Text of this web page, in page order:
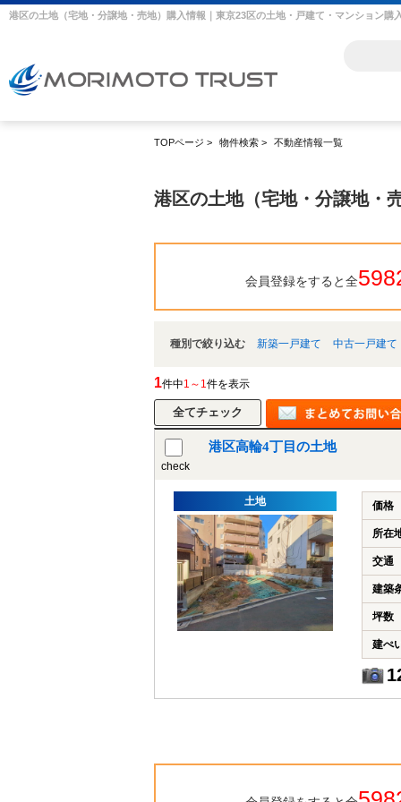
TOPページ > 物件検索 > 不動産情報一覧
港区の土地（宅地・分譲地・
会員登録をすると全
種別で絞り込む 新築一戸建て 中古一戸建て
1件中1～1件を表示
check
港区高輪4丁目の土地
土地 価格
所在
交通
建築
坪数
建ぺ